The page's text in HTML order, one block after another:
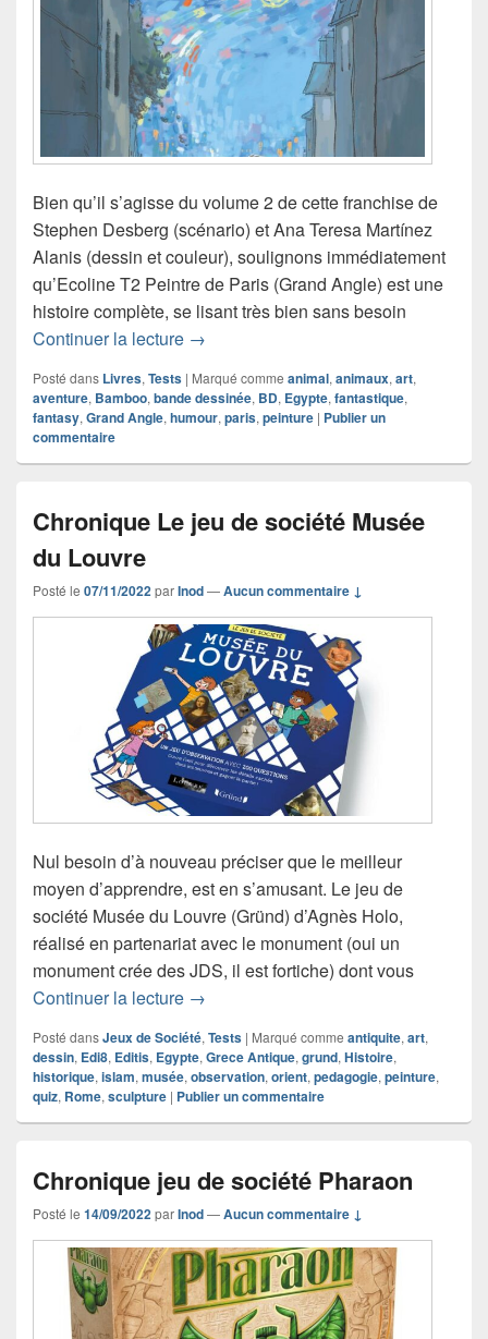
Bien qu’il s’agisse du volume 2 de cette franchise de
Stephen Desberg (scénario) et Ana Teresa Martínez
Alanis (dessin et couleur), soulignons immédiatement
qu’Ecoline T2 Peintre de Paris (Grand Angle) est une
histoire complète, se lisant très bien sans besoin
Continuer la lecture Chronique bande dessinée Ecoline
→
Posté dans Livres, Tests | Marqué comme animal, animaux, art,
aventure, Bamboo, bande dessinée, BD, Egypte, fantastique,
fantasy, Grand Angle, humour, paris, peinture | Publier un
commentaire
Chronique Le jeu de société Musée
du Louvre
Posté le 07/11/2022parInod—Aucun commentaire ↓
Nul besoin d’à nouveau préciser que le meilleur
moyen d’apprendre, est en s’amusant. Le jeu de
société Musée du Louvre (Gründ) d’Agnès Holo,
réalisé en partenariat avec le monument (oui un
monument crée des JDS, il est fortiche) dont vous
Continuer la lecture Chronique Le jeu de société Musée
→
Posté dansJeux de Société, Tests | Marqué comme antiquite, art,
dessin, Edi8, Editis, Egypte, Grece Antique, grund, Histoire,
historique, islam, musée, observation, orient, pedagogie, peinture,
quiz, Rome, sculpture | Publier un commentaire
Chronique jeu de société Pharaon
Posté le 14/09/2022parInod—Aucun commentaire ↓